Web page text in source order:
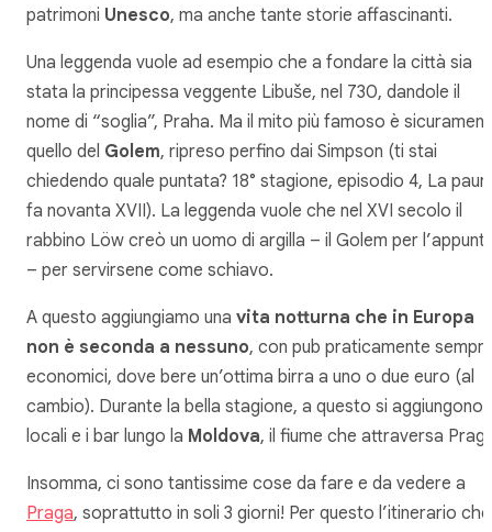
patrimoni Unesco, ma anche tante storie affascinanti.
Una leggenda vuole ad esempio che a fondare la città sia
stata la principessa veggente Libuše, nel 730, dandole il
nome di “soglia”, Praha. Ma il mito più famoso è
quello del Golem, ripreso perfino dai Simpson (ti stai
chiedendo quale puntata? 18° stagione, episodio 4, La
fa novanta XVII). La leggenda vuole che nel XVI secolo il
rabbino Löw creò un uomo di argilla – il Golem per
– per servirsene come schiavo.
A questo aggiungiamo una vita notturna che in Europa
non è seconda a nessuno, con pub praticamente
economici, dove bere un’ottima birra a uno o due euro (al
cambio). Durante la bella stagione, a questo si aggiungono i
locali e i bar lungo la Moldova, il fiume che attraversa
Insomma, ci sono tantissime cose da fare e da vedere a
Praga, soprattutto in soli 3 giorni! Per questo l’itinerario che